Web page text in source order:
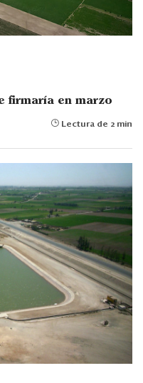
firmaría en marzo
Lectura de 2 min